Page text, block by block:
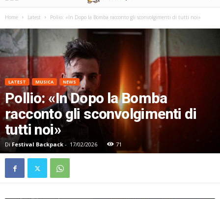
Home Latest Pollio: «In Dopo la Bomba racconto gli sconvolgimenti di tutti noi»
LATEST MUSICA NEWS
Pollio: «In Dopo la Bomba
racconto gli sconvolgimenti di
tutti noi»
Di Festival Backpack - 17/02/2026 71